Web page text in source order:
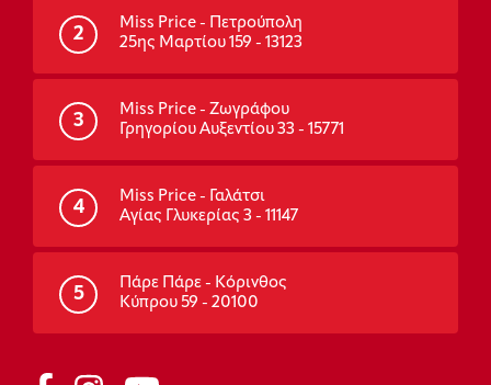
2
Miss Price - Πετρούπολη
25ης Μαρτίου 159 - 13123
3
Miss Price - Ζωγράφου
Γρηγορίου Αυξεντίου 33 - 15771
4
Miss Price - Γαλάτσι
Αγίας Γλυκερίας 3 - 11147
5
Πάρε Πάρε - Κόρινθος
Κύπρου 59 - 20100